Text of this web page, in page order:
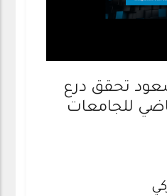
تحقق درع
للجامعات